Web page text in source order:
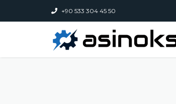
+90 533 304 45 50